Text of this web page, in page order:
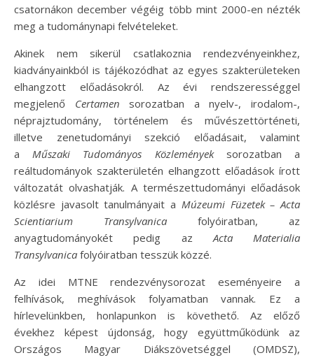
csatornákon december végéig több mint 2000-en nézték
meg a tudománynapi felvételeket.
Akinek nem sikerül csatlakoznia rendezvényeinkhez,
kiadványainkból is tájékozódhat az egyes szakterületeken
elhangzott előadásokról. Az évi rendszerességgel
megjelenő Certamen sorozatban a nyelv-, irodalom-,
néprajztudomány, történelem és művészettörténeti,
illetve zenetudományi szekció előadásait, valamint
a Műszaki Tudományos Közleményeksorozatban a
reáltudományok szakterületén elhangzott előadások írott
változatát olvashatják. A természettudományi előadások
közlésre javasolt tanulmányait a Múzeumi Füzetek – Acta
Scientiarium Transylvanica folyóiratban, az
anyagtudományokét pedig az Acta Materialia
Transylvanica folyóiratban tesszük közzé.
Az idei MTNE rendezvénysorozat eseményeire a
felhívások, meghívások folyamatban vannak. Ez a
hírlevelünkben, honlapunkon is követhető. Az előző
évekhez képest újdonság, hogy együttműködünk az
Országos Magyar Diákszövetséggel (OMDSZ),